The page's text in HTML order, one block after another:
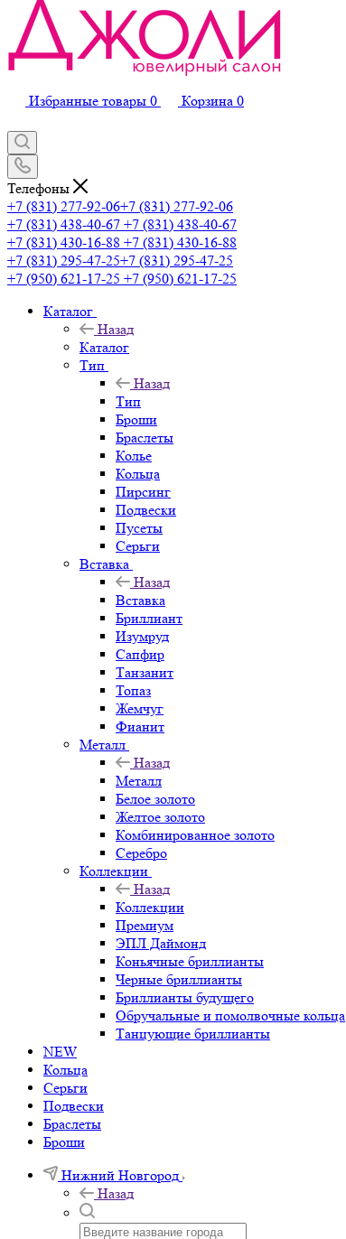
Избранные товары 0 Корзина 0
Телефоны
+7 (831) 277-92-06+7 (831) 277-92-06
+7 (831) 438-40-67 +7 (831) 438-40-67
+7 (831) 430-16-88 +7 (831) 430-16-88
+7 (831) 295-47-25+7 (831) 295-47-25
+7 (950) 621-17-25 +7 (950) 621-17-25
Каталог
Назад
Каталог
Тип
Назад
Тип
Броши
Браслеты
Колье
Кольца
Пирсинг
Подвески
Пусеты
Серьги
Вставка
Назад
Вставка
Бриллиант
Изумруд
Сапфир
Танзанит
Топаз
Жемчуг
Фианит
Металл
Назад
Металл
Белое золото
Желтое золото
Комбинированное золото
Серебро
Коллекции
Назад
Коллекции
Премиум
ЭПЛ Даймонд
Коньячные бриллианты
Черные бриллианты
Бриллианты будущего
Обручальные и помолвочные кольца
Танцующие бриллианты
NEW
Кольца
Серьги
Подвески
Браслеты
Броши
Нижний Новгород
Назад